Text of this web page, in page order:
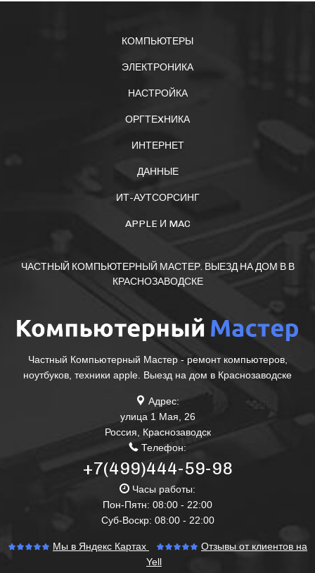
КОМПЬЮТЕРЫ
ЭЛЕКТРОНИКА
НАСТРОЙКА
ОРГТЕXНИКА
ИНТЕРНЕТ
ДАННЫЕ
ИТ-АУТСОРСИНГ
APPLE И MAC
ЧАСТНЫЙ КОМПЬЮТЕРНЫЙ МАСТЕР. ВЫЕЗД НА ДОМ В В
КРАСНОЗАВОДСКЕ
Частный Компьютерный Мастер - ремонт компьютеров,
ноутбуков, техники apple. Выезд на дом в Краснозаводске
Адрес:
улица 1 Мая, 26
Россия, Краснозаводск
Телефон:
+7(499)444-59-98
Часы работы:
Пон-Пятн: 08:00 - 22:00
Суб-Воскр: 08:00 - 22:00
Мы в Яндекс Картах
Отзывы от клиентов на
Yell